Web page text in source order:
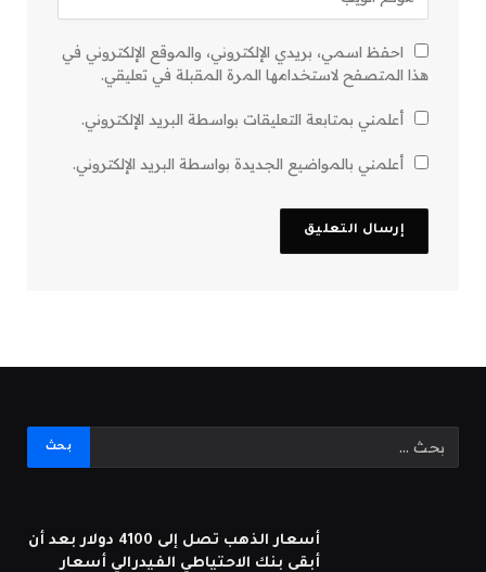
احفظ اسمي، بريدي الإلكتروني، والموقع الإلكتروني في
هذا المتصفح لاستخدامها المرة المقبلة في تعليقي.
أعلمني بمتابعة التعليقات بواسطة البريد الإلكتروني.
أعلمني بالمواضيع الجديدة بواسطة البريد الإلكتروني.
أسعار الذهب تصل إلى 4100 دولار بعد أن
أبقى بنك الاحتياطي الفيدرالي أسعار